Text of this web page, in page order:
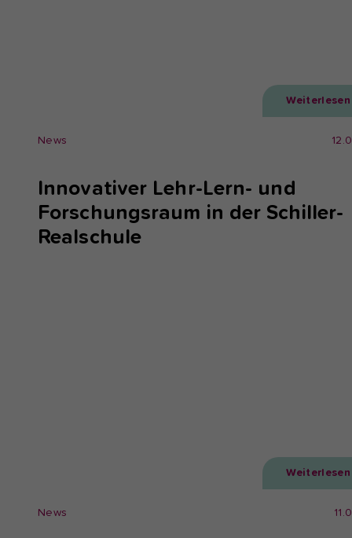
Weiterlesen
News
Innovativer Lehr-Lern- und
Forschungsraum in der Schiller-
Realschule
Weiterlesen
News